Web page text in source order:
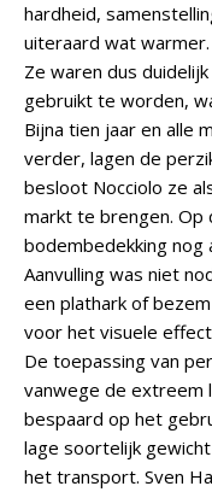
hardheid,
uiteraard wat
Ze waren dus
gebruikt te worden,
Bijna tien jaar en alle
verder, lagen de
besloot Nocciolo ze
markt te brengen. Op
bodembedekking nog
Aanvulling was niet
een plathark of
voor het visuele
De toepassing van
vanwege de extreem
bespaard op het
lage soortelijk
het transport. Sven